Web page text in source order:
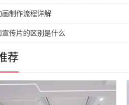
画制作流程详解
宣传片的区别是什么
荐